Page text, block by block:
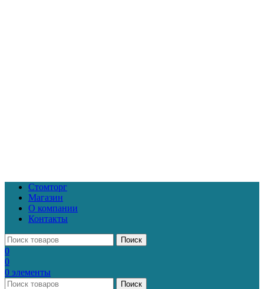
Стомторг
Магазин
О компании
Контакты
Поиск
0
0
0 элементы
Поиск